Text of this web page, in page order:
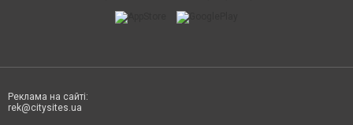
Реклама на сайті:
rek@citysites.ua